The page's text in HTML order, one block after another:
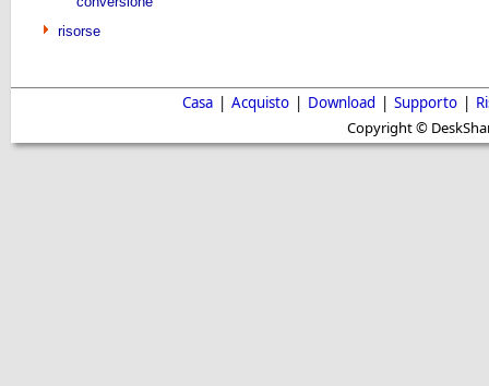
risorse
Casa | Acquisto | Download | Supporto |
Copyright ©